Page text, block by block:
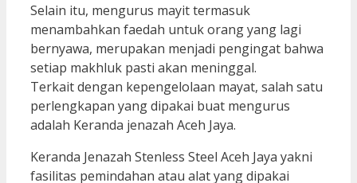
Selain itu, mengurus mayit termasuk
menambahkan faedah untuk orang yang lagi
bernyawa, merupakan menjadi pengingat bahwa
setiap makhluk pasti akan meninggal.
Terkait dengan kepengelolaan mayat, salah satu
perlengkapan yang dipakai buat mengurus
adalah Keranda jenazah Aceh Jaya.
Keranda Jenazah Stenless Steel Aceh Jaya yakni
fasilitas pemindahan atau alat yang dipakai